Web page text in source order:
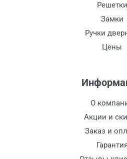
Решетки
Замки
Ручки
Цены
О
Акции и
Заказ и
Гарантия